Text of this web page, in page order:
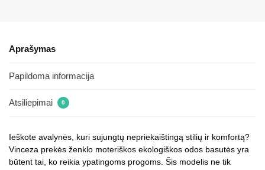
Aprašymas
Papildoma informacija
Atsiliepimai 0
Ieškote avalynės, kuri sujungtų nepriekaištingą stilių ir komfortą?
Vinceza prekės ženklo moteriškos ekologiškos odos basutės yra
būtent tai, ko reikia ypatingoms progoms. Šis modelis ne tik